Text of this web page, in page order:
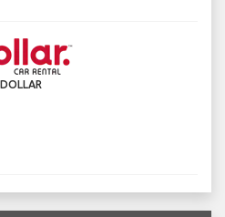
DOLLAR